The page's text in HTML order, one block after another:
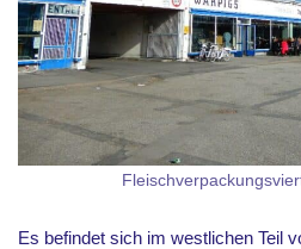
Es befindet sich im westlichen Teil